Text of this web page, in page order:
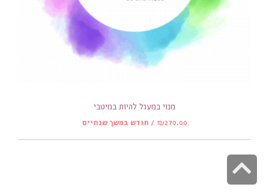
מנוי במעגל להיות במיטבי
₪270.00 / חודש במשך שנתיים
גלילה